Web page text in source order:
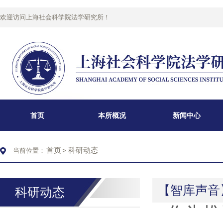
欢迎访问上海社会科学院法学研究所！
首页 本所概况 新闻中心
当前位置： 首页> 科研动态
科研动态 【智库声